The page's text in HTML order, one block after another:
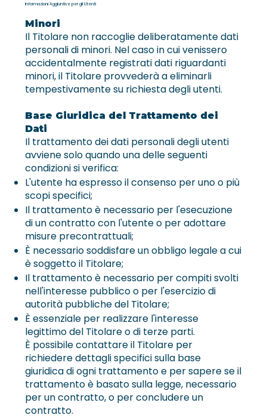
Informazioni Aggiuntive per gli Utenti
Minori
Il Titolare non raccoglie deliberatamente dati
personali di minori. Nel caso in cui venissero
accidentalmente registrati dati riguardanti
minori, il Titolare provvederà a eliminarli
tempestivamente su richiesta degli utenti.
Base Giuridica del Trattamento dei
Dati
Il trattamento dei dati personali degli utenti
avviene solo quando una delle seguenti
condizioni si verifica:
L'utente ha espresso il consenso per uno o più
scopi specifici;
Il trattamento è necessario per l'esecuzione
di un contratto con l'utente o per adottare
misure precontrattuali;
È necessario soddisfare un obbligo legale a cui
è soggetto il Titolare;
Il trattamento è necessario per compiti svolti
nell'interesse pubblico o per l'esercizio di
autorità pubbliche del Titolare;
È essenziale per realizzare l'interesse
legittimo del Titolare o di terze parti.
È possibile contattare il Titolare per
richiedere dettagli specifici sulla base
giuridica di ogni trattamento e per sapere se il
trattamento è basato sulla legge, necessario
per un contratto, o per concludere un
contratto.